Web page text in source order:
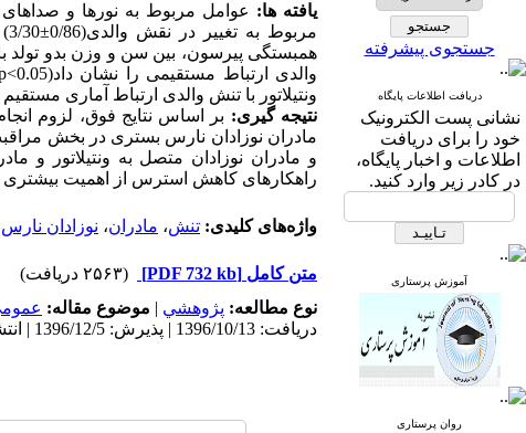
جستجوی پیشرفته
دریافت اطلاعات پایگاه
نشانی پست الکترونیک
خود را برای دریافت
اطلاعات و اخبار پایگاه،
در کادر زیر وارد کنید.
آموزش پرستاری
روان پرستاری
یافته ها:
همبستگی پیرسون، بین سن و وزن بدو تولد
والدی ارتباط مستقیمی را نشان داد(
ونتیلاتور با تنش والدی ارتباط آماری
نتیجه گیری: بر اساس نتایج فوق، لزوم
مادران نوزادان نارس بستری در بخش
و مادران نوزادان متصل به ونتیلاتور و
راهکارهای کاهش استرس از اهمیت بیشتری
واژه‌های کلیدی: تنش، مادران، نوزادان نارس
متن کامل [PDF 732 kb]
(۲۵۶۳ دریافت)
نوع مطالعه: پژوهشي | موضوع مقاله:
دریافت: 1396/10/13 | پذیرش: 1396/12/5 | انتشار: 1397/10/1